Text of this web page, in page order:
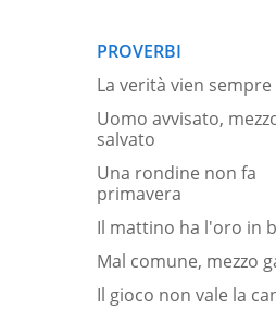
PROVERBI
La verità vien sempre
Uomo avvisato,
salvato
Una rondine non fa
primavera
Il mattino ha l'oro in
Mal comune, mezzo
Il gioco non vale la